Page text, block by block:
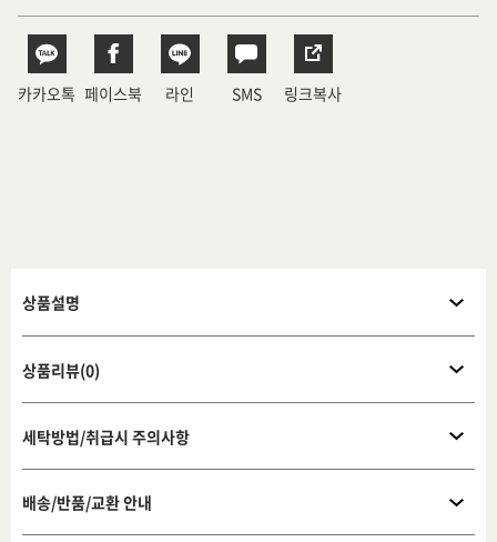
카카오톡 페이스북 라인 SMS 링크복사
상품설명
상품리뷰(0)
세탁방법/취급시 주의사항
배송/반품/교환 안내